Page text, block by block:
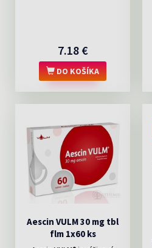
7.18 €
DO KOŠÍKA
Aescin VULM 30 mg tbl
flm 1x60 ks